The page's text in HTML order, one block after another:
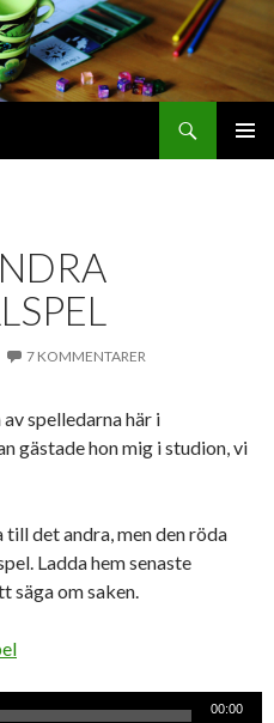
7 KOMMENTARER
av spelledarna här i
gästade hon mig i studion, vi
det andra, men den röda
Ladda hem senaste
säga om saken.
00:00